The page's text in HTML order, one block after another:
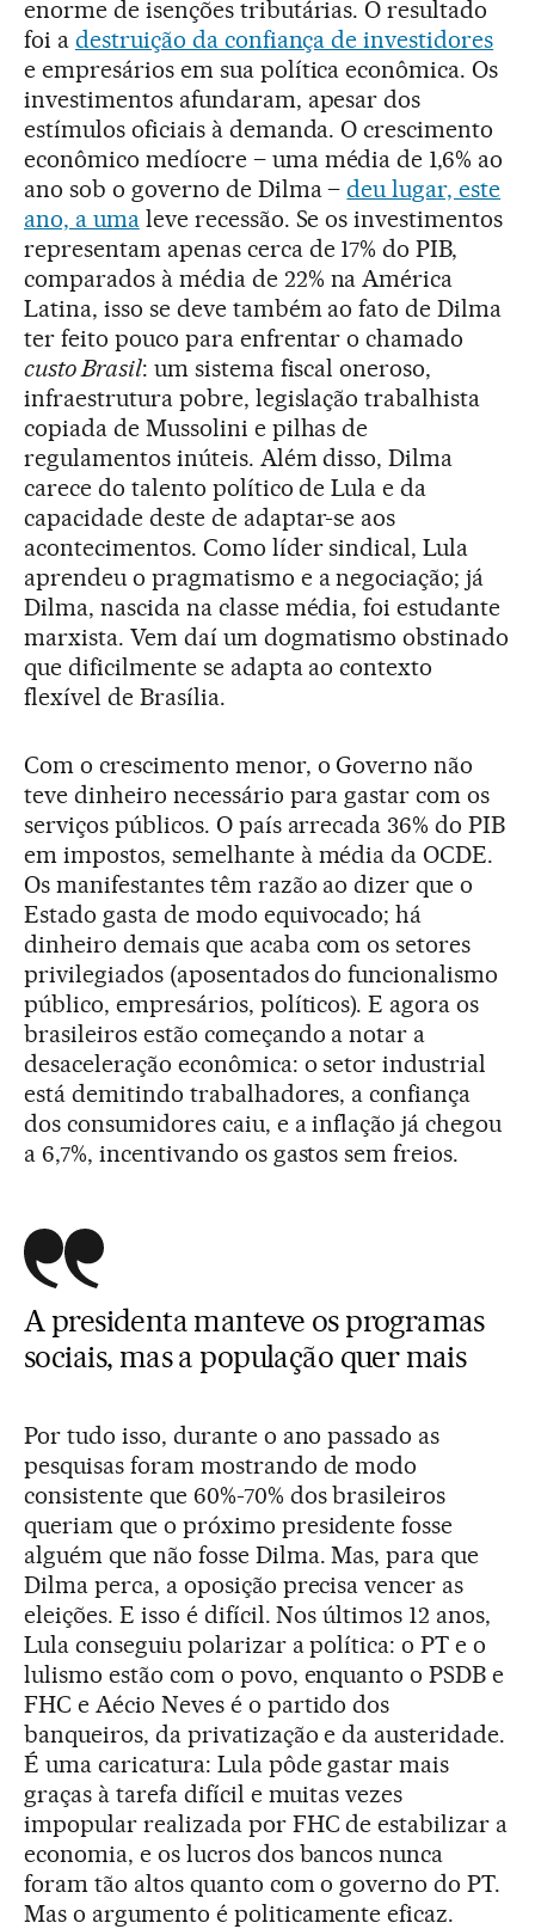
enorme de isenções tributárias. O resultado
foi a destruição da confiança de investidores
e empresários em sua política econômica. Os
investimentos afundaram, apesar dos
estímulos oficiais à demanda. O crescimento
econômico medíocre – uma média de 1,6% ao
ano sob o governo de Dilma –deu lugar, este
ano, a umaleve recessão. Se os investimentos
representam apenas cerca de 17% do PIB,
comparados à média de 22% na América
Latina, isso se deve também ao fato de Dilma
ter feito pouco para enfrentar o chamado
custo Brasil: um sistema fiscal oneroso,
infraestrutura pobre, legislação trabalhista
copiada de Mussolini e pilhas de
regulamentos inúteis. Além disso, Dilma
carece do talento político de Lula e da
capacidade deste de adaptar-se aos
acontecimentos. Como líder sindical, Lula
aprendeu o pragmatismo e a negociação; já
Dilma, nascida na classe média, foi estudante
marxista. Vem daí um dogmatismo obstinado
que dificilmente se adapta ao contexto
flexível de Brasília.
Com o crescimento menor, o Governo não
teve dinheiro necessário para gastar com os
serviços públicos. O país arrecada 36% do PIB
em impostos, semelhante à média da OCDE.
Os manifestantes têm razão ao dizer que o
Estado gasta de modo equivocado; há
dinheiro demais que acaba com os setores
privilegiados (aposentados do funcionalismo
público, empresários, políticos). E agora os
brasileiros estão começando a notar a
desaceleração econômica: o setor industrial
está demitindo trabalhadores, a confiança
dos consumidores caiu, e a inflação já chegou
a 6,7%, incentivando os gastos sem freios.
A presidenta manteve os programas
sociais, mas a população quer mais
Por tudo isso, durante o ano passado as
pesquisas foram mostrando de modo
consistente que 60%-70% dos brasileiros
queriam que o próximo presidente fosse
alguém que não fosse Dilma. Mas, para que
Dilma perca, a oposição precisa vencer as
eleições. E isso é difícil. Nos últimos 12 anos,
Lula conseguiu polarizar a política: o PT e o
lulismo estão com o povo, enquanto o PSDB e
FHC e Aécio Neves é o partido dos
banqueiros, da privatização e da austeridade.
É uma caricatura: Lula pôde gastar mais
graças à tarefa difícil e muitas vezes
impopular realizada por FHC de estabilizar a
economia, e os lucros dos bancos nunca
foram tão altos quanto com o governo do PT.
Mas o argumento é politicamente eficaz.